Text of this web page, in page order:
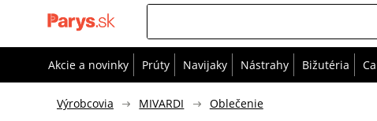
Akcie a novinky Prúty Navijaky Nástrahy Bižutéria
Výrobcovia MIVARDI Oblečenie